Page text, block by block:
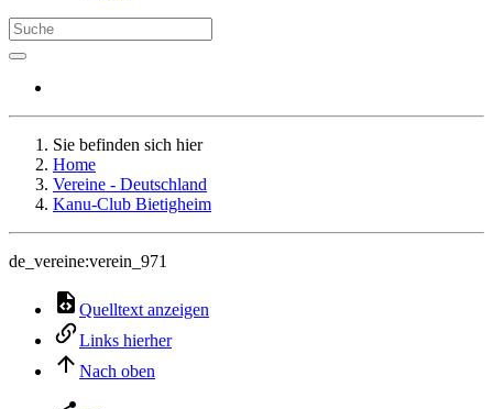
Sie befinden sich hier
Home
Vereine - Deutschland
Kanu-Club Bietigheim
de_vereine:verein_971
Quelltext anzeigen
Links hierher
Nach oben